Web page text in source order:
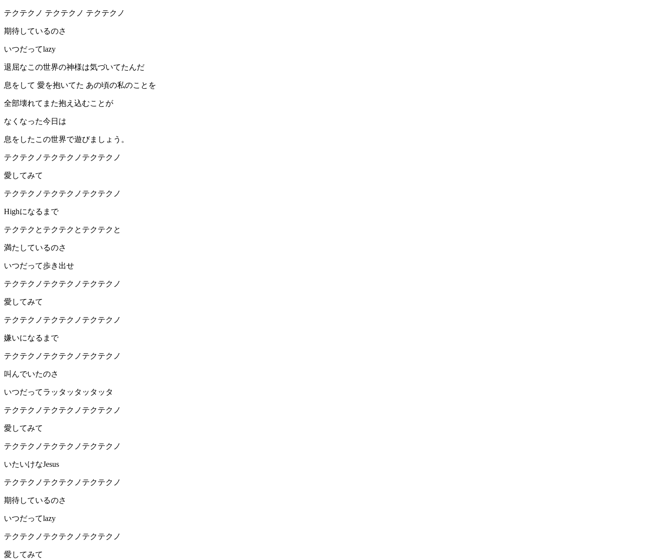
テクテクノ テクテクノ テクテクノ
期待しているのさ
いつだってlazy
退屈なこの世界の神様は気づいてたんだ
息をして 愛を抱いてた あの頃の私のことを
全部壊れてまた抱え込むことが
なくなった今⽇は
息をしたこの世界で遊びましょう。
テクテクノテクテクノテクテクノ
愛してみて
テクテクノテクテクノテクテクノ
Highになるまで
テクテクとテクテクとテクテクと
満たしているのさ
いつだって歩き出せ
テクテクノテクテクノテクテクノ
愛してみて
テクテクノテクテクノテクテクノ
嫌いになるまで
テクテクノテクテクノテクテクノ
叫んでいたのさ
いつだってラッタッタッタッタ
テクテクノテクテクノテクテクノ
愛してみて
テクテクノテクテクノテクテクノ
いたいけなJesus
テクテクノテクテクノテクテクノ
期待しているのさ
いつだってlazy
テクテクノテクテクノテクテクノ
愛してみて